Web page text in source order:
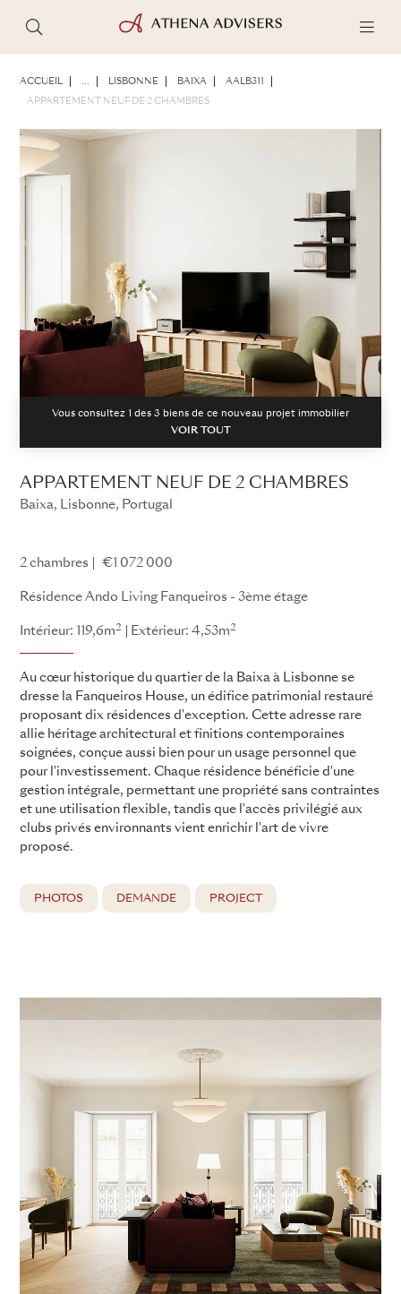
ACCUEIL ... LISBONNE BAIXA AALB311
APPARTEMENT NEUF DE 2 CHAMBRES
Vous consultez 1 des 3 biens de ce nouveau projet immobilier
VOIR TOUT
APPARTEMENT NEUF DE 2 CHAMBRES
Baixa, Lisbonne, Portugal
2 chambres €1 072 000
Résidence Ando Living Fanqueiros - 3ème étage
Intérieur: 119,6m2 Extérieur: 4,53m2
Au cœur historique du quartier de la Baixa à Lisbonne se
dresse la Fanqueiros House, un édifice patrimonial restauré
proposant dix résidences d'exception. Cette adresse rare
allie héritage architectural et finitions contemporaines
soignées, conçue aussi bien pour un usage personnel que
pour l'investissement. Chaque résidence bénéficie d'une
gestion intégrale, permettant une propriété sans contraintes
et une utilisation flexible, tandis que l'accès privilégié aux
clubs privés environnants vient enrichir l'art de vivre
proposé.
PHOTOS DEMANDE PROJECT